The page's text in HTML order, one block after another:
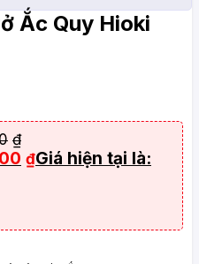
Ắc Quy Hioki
₫
₫Giá hiện tại là: